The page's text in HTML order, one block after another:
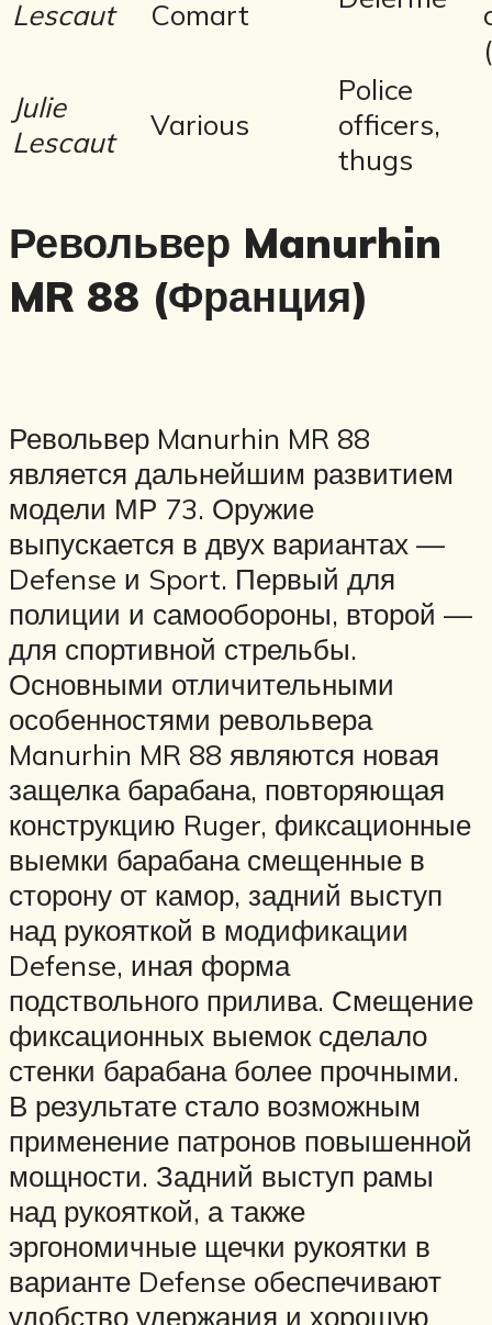
Lescaut
Comart
Julie
Lescaut
Various
Police
officers,
thugs
Револьвер Manurhin
MR 88 (Франция)
Револьвер Manurhin MR 88
является дальнейшим развитием
модели МР 73. Оружие
выпускается в двух вариантах —
Defense и Sport. Первый для
полиции и самообороны, второй —
для спортивной стрельбы.
Основными отличительными
особенностями револьвера
Manurhin MR 88 являются новая
защелка барабана, повторяющая
конструкцию Ruger, фиксационные
выемки барабана смещенные в
сторону от камор, задний выступ
над рукояткой в модификации
Defense, иная форма
подствольного прилива. Смещение
фиксационных выемок сделало
стенки барабана более прочными.
В результате стало возможным
применение патронов повышенной
мощности. Задний выступ рамы
над рукояткой, а также
эргономичные щечки рукоятки в
варианте Defense обеспечивают
удобство удержания и хорошую